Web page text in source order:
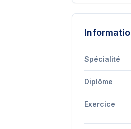
Spécialité
Diplôme
Exercice